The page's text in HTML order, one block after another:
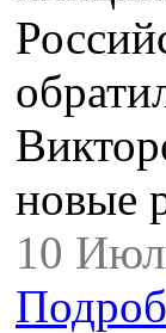
новые
10